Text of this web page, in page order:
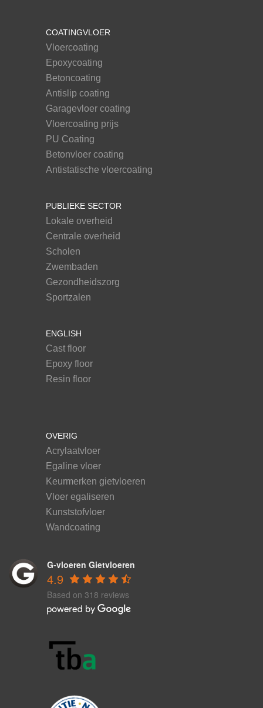
COATINGVLOER
Vloercoating
Epoxycoating
Betoncoating
Antislip coating
Garagevloer coating
Vloercoating prijs
PU Coating
Betonvloer coating
Antistatische vloercoating
PUBLIEKE SECTOR
Lokale overheid
Centrale overheid
Scholen
Zwembaden
Gezondheidszorg
Sportzalen
ENGLISH
Cast floor
Epoxy floor
Resin floor
OVERIG
Acrylaatvloer
Egaline vloer
Keurmerken gietvloeren
Vloer egaliseren
Kunststofvloer
Wandcoating
G-vloeren Gietvloeren
4.9
Based on 318 reviews